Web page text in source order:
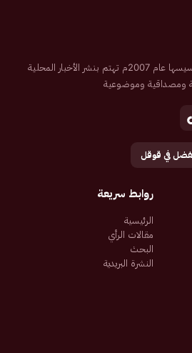
صحيفة إلكترونية سعودية تم تأسيسها عام 2007م تهتم بنشر الأخبار المحلية
ومصداقية وموضوعية
في قوقل
روابط سريعة
الرئيسية
مقالات الرأي
البحث
النشرة البريدية